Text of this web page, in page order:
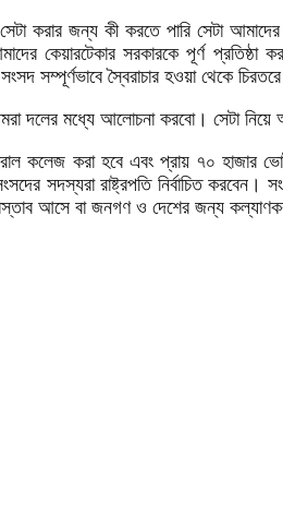
করার জন্য কী করতে পারি সেটা
সরকারকে পূর্ণ প্রতিষ্ঠা
সম্পূর্ণভাবে স্বৈরাচার হওয়া থেকে চিরতরে
দলের মধ্যে আলোচনা করবো। সেটা নিয়ে
কলেজ করা হবে এবং প্রায় ৭০ হাজার
সদস্যরা রাষ্ট্রপতি নির্বাচিত
আসে বা জনগণ ও দেশের জন্য